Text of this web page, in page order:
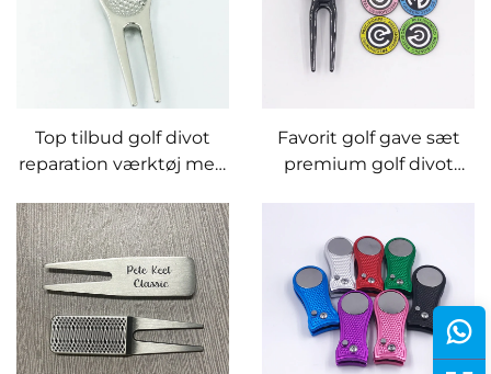
Top tilbud golf divot
reparation værktøj med
Favorit golf gave sæt
premium golf divot
bold markør